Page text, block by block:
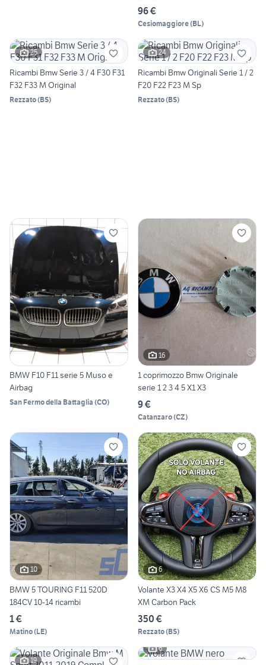
96 €
Cesiomaggiore(BL)
25
Ricambi Bmw Serie 3 / 4 F30 F31
F32 F33 M Original
Rezzato(BS)
24
Ricambi Bmw Originali Serie 1 / 2
F20 F22 F23 M Sp
Rezzato(BS)
BMW F10 F11 serie 5 Muso e
Airbag
San Fermo della Battaglia (CO)
16
1 coprimozzo Bmw Originale
serie 1 2 3 4 5 X1 X3
9 €
Catanzaro(CZ)
10
BMW 5 TOURING F11 520D
184CV 10-14 ricambi
1 €
Matino(LE)
6
Volante X3 X4 X5 X6 CS M5 M8
XM Carbon Pack
350 €
Rezzato(BS)
19
6